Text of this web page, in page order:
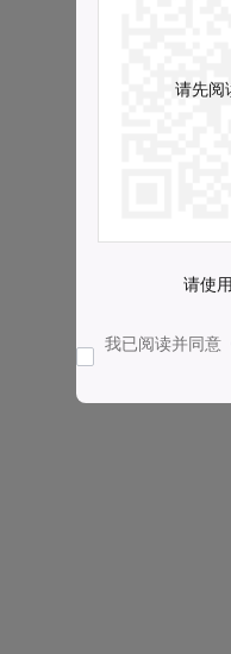
请先阅
请使
我已阅读并同意